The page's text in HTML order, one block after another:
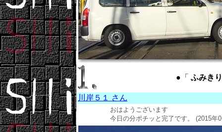
●「 ふみき
川岸５１ さん
おはようございます
今日の分ポチッと完了です。 (2015年